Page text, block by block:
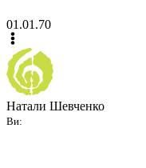
01.01.70
Натали Шевченко
Ви: